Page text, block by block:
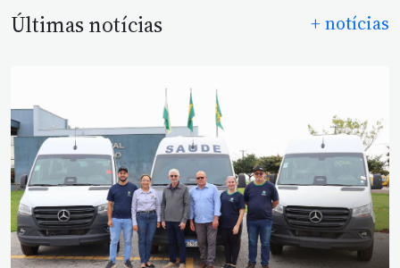
Últimas notícias + notícias